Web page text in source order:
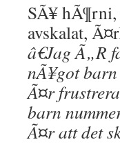
SÃ¥ hÃ¶rni,
avskalat,
â€Jag Ã„R
nÃ¥got
Ã¤r
barn
Ã¤r att det